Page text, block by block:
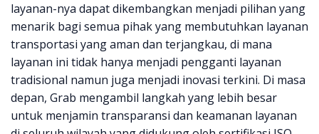
layanan-nya dapat dikembangkan menjadi pilihan yang
menarik bagi semua pihak yang membutuhkan layanan
transportasi yang aman dan terjangkau, di mana
layanan ini tidak hanya menjadi pengganti layanan
tradisional namun juga menjadi inovasi terkini. Di masa
depan, Grab mengambil langkah yang lebih besar
untuk menjamin transparansi dan keamanan layanan